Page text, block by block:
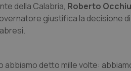
della Calabria, Roberto
giustifica la decisione
abbiamo detto mille volte: